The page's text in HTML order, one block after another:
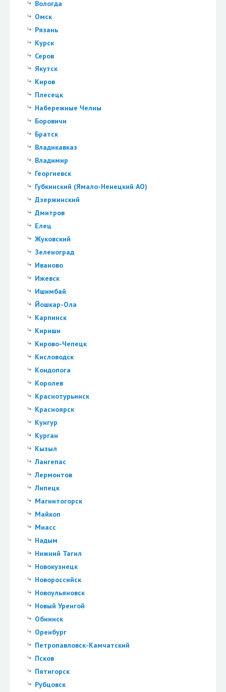
Вологда
Омск
Рязань
Курск
Серов
Якутск
Киров
Плесецк
Набережные Челны
Боровичи
Братск
Владикавказ
Владимир
Георгиевск
Губкинский (Ямало-Ненецкий АО)
Дзержинский
Дмитров
Елец
Жуковский
Зеленоград
Иваново
Ижевск
Ишимбай
Йошкар-Ола
Карпинск
Кириши
Кирово-Чепецк
Кисловодск
Кондопога
Королев
Краснотурьинск
Красноярск
Кунгур
Курган
Кызыл
Лангепас
Лермонтов
Липецк
Магнитогорск
Майкоп
Миасс
Надым
Нижний Тагил
Новокузнецк
Новороссийск
Новоульяновск
Новый Уренгой
Обнинск
Оренбург
Петропавловск-Камчатский
Псков
Пятигорск
Рубцовск